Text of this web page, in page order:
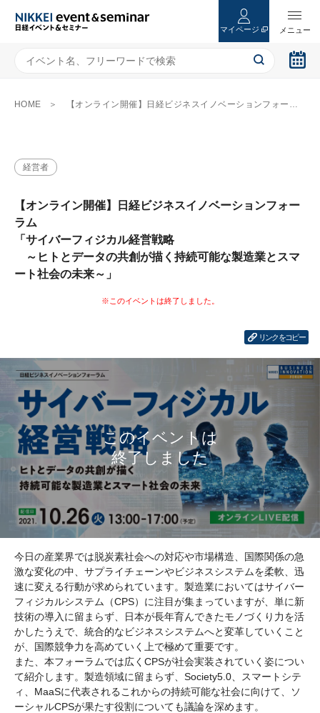
マイページ
HOME 【オンライン開催】日経ビジネスイノベーションフォーラム 「サイバーフィジカル経営戦略 ～ヒトとデータの共創が描く持続可能な製造業とスマート社会の未来～」
経営者
【オンライン開催】日経ビジネスイノベーションフォー
ラム
「サイバーフィジカル経営戦略
～ヒトとデータの共創が描く持続可能な製造業とスマ
ート社会の未来～」
リンクをコピー
今日の産業界では脱炭素社会への対応や市場構造、国際関係の急
激な変化の中、サプライチェーンやビジネスシステムを柔軟、迅
速に変える行動が求められています。製造業においてはサイバー
フィジカルシステム（CPS）に注目が集まっていますが、単に新
技術の導入に留まらず、日本が長年育んできたモノづくり力を活
かしたうえで、統合的なビジネスシステムへと変革していくこと
が、国際競争力を高めていく上で極めて重要です。
また、本フォーラムでは広くCPSが社会実装されていく姿につい
て紹介します。製造領域に留まらず、Society5.0、スマートシテ
ィ、MaaSに代表されるこれからの持続可能な社会に向けて、ソ
ーシャルCPSが果たす役割についても議論を深めます。